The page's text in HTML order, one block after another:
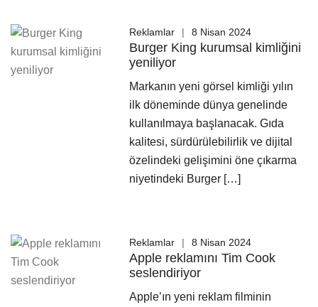
Reklamlar 8 Nisan 2024
Burger King kurumsal kimliğini
yeniliyor
Markanın yeni görsel kimliği yılın
ilk döneminde dünya genelinde
kullanılmaya başlanacak. Gıda
kalitesi, sürdürülebilirlik ve dijital
özelindeki gelişimini öne çıkarma
niyetindeki Burger […]
Reklamlar 8 Nisan 2024
Apple reklamını Tim Cook
seslendiriyor
Apple’ın yeni reklam filminin